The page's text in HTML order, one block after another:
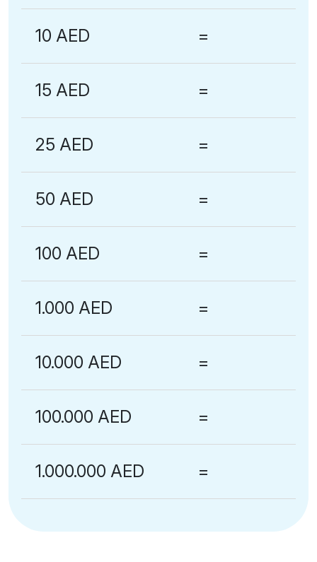
10 AED =
15 AED =
25 AED =
50 AED =
100 AED =
1.000 AED =
10.000 AED =
100.000 AED =
1.000.000 AED =